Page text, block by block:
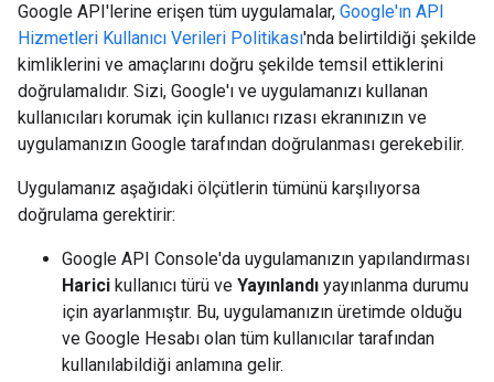
Google API'lerine erişen tüm uygulamalar, Google'ın API
Hizmetleri Kullanıcı Verileri Politikası'nda belirtildiği şekilde
kimliklerini ve amaçlarını doğru şekilde temsil ettiklerini
doğrulamalıdır. Sizi, Google'ı ve uygulamanızı kullanan
kullanıcıları korumak için kullanıcı rızası ekranınızın ve
uygulamanızın Google tarafından doğrulanması gerekebilir.
Uygulamanız aşağıdaki ölçütlerin tümünü karşılıyorsa
doğrulama gerektirir:
Google API Console'da uygulamanızın yapılandırması
Harici kullanıcı türü ve Yayınlandı yayınlanma durumu
için ayarlanmıştır. Bu, uygulamanızın üretimde olduğu
ve Google Hesabı olan tüm kullanıcılar tarafından
kullanılabildiği anlamına gelir.